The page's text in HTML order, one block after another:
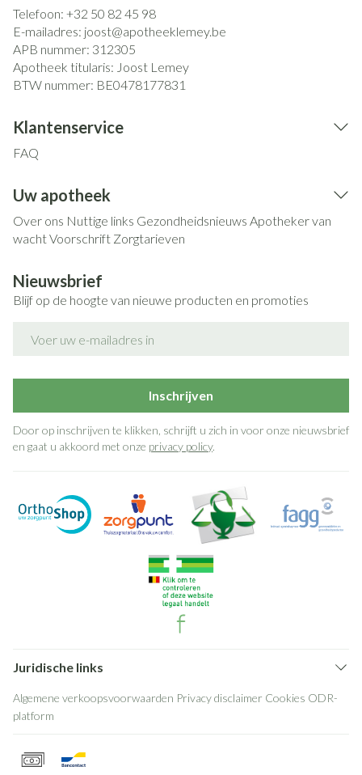
Telefoon: +32 50 82 45 98
E-mailadres: joost@apotheeklemey.be
APB nummer: 312305
Apotheek titularis: Joost Lemey
BTW nummer: BE0478177831
Klantenservice
FAQ
Uw apotheek
Over ons Nuttige links Gezondheidsnieuws Apotheker van
wachtVoorschrift Zorgtarieven
Nieuwsbrief
Blijf op de hoogte van nieuwe producten en promoties
Inschrijven
Door op inschrijven te klikken, schrijft u zich in voor onze nieuwsbrief
en gaat u akkoord met onze privacy policy.
Juridische links
Algemene verkoopsvoorwaarden Privacy disclaimer Cookies ODR-
platform